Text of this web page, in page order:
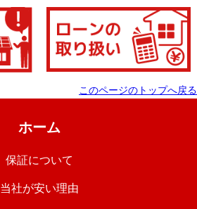
このページのトップへ戻る
ホーム
保証について
当社が安い理由